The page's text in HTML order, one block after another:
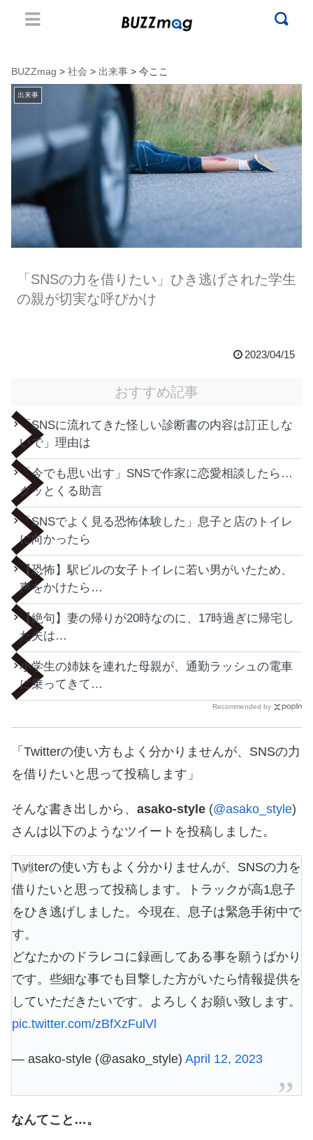
BUZZmag > 社会 > 出来事 > 今ここ
出来事
「SNSの力を借りたい」ひき逃げされた学生
の親が切実な呼びかけ
2023/04/15
おすすめ記事
「SNSに流れてきた怪しい診断書の内容は訂正しな
いで」理由は
「今でも思い出す」SNSで作家に恋愛相談したら…
グッとくる助言
「SNSでよく見る恐怖体験した」息子と店のトイレ
に向かったら
【恐怖】駅ビルの女子トイレに若い男がいたため、
声をかけたら…
【絶句】妻の帰りが20時なのに、17時過ぎに帰宅し
た夫は…
小学生の姉妹を連れた母親が、通勤ラッシュの電車
に乗ってきて…
Recommended by
「Twitterの使い方もよく分かりませんが、SNSの力
を借りたいと思って投稿します」
そんな書き出しから、 asako-style (@asako_style)
さんは以下のようなツイートを投稿しました。
Twitterの使い方もよく分かりませんが、SNSの力を
借りたいと思って投稿します。トラックが高1息子
をひき逃げしました。今現在、息子は緊急手術中で
す。
どなたかのドラレコに録画してある事を願うばかり
です。些細な事でも目撃した方がいたら情報提供を
していただきたいです。よろしくお願い致します。
pic.twitter.com/zBfXzFulVl
— asako-style (@asako_style) April 12, 2023
なんてこと…。